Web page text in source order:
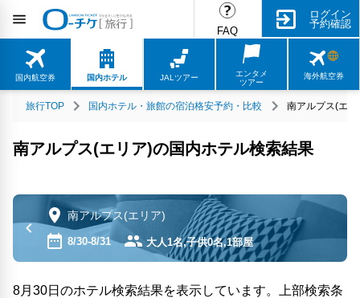
FAQ
ログイン
予約確認
国内航空券 国内ホテル JALツアー
エンタメ
ツアー
海外航空券
旅行TOP 国内ホテル・旅館の宿泊格安予約・比較 南アルプス(エ
南アルプス(エリア)の国内ホテル検索結果
南アルプス(エリア)
8/30-8/31 大人1名,子供0名,1部屋
8月30日のホテル検索結果を表示しています。上部検索条